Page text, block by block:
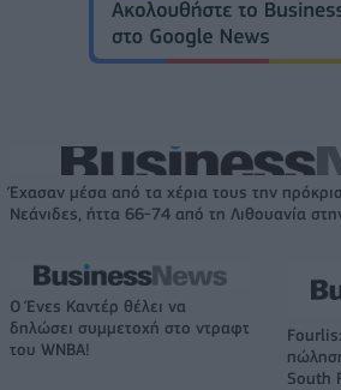
Έχασαν μέσα από τα χέρια τους την
Νεάνιδες, ήττα 66-74 από τη Λιθουανία
Ο Ένες Καντέρ θέλει να
δηλώσει συμμετοχή στο ντραφτ
του WNBA!
South